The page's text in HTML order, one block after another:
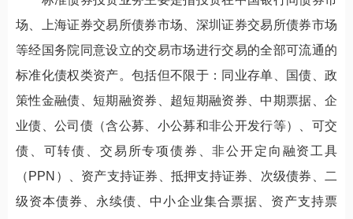
场、上海证券交易所债券市场、深圳证券交易所债券市场
等经国务院同意设立的交易市场进行交易的全部可流通的
标准化债权类资产。包括但不限于：同业存单、国债、政
策性金融债、短期融资券、超短期融资券、中期票据、企
业债、公司债（含公募、小公募和非公开发行等）、可交
债、可转债、交易所专项债券、非公开定向融资工具
（ PPN）、资产支持证券、抵押支持证券、次级债券、二
级资本债券、永续债、中小企业集合票据、资产支持票